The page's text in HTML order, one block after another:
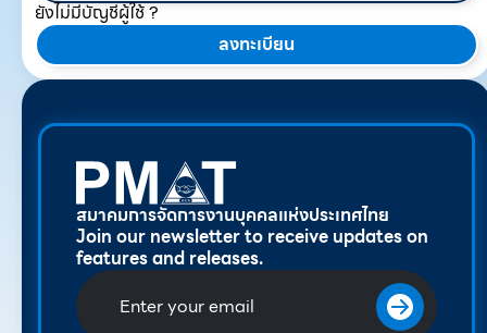
ยังไม่มีบัญชีผู้ใช้ ?
ลงทะเบียน
สมาคมการจัดการงานบุคคลแห่งประเทศไทย
Join our newsletter to receive updates on
features and releases.